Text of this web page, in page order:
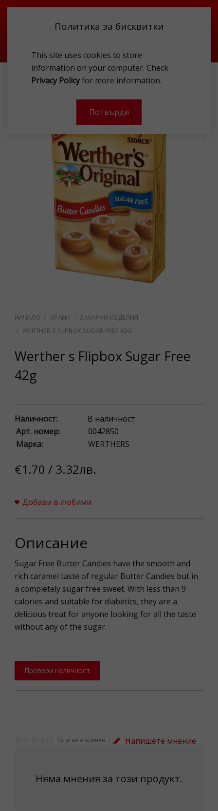
Политика за бисквитки
This site uses cookies to store
information on your computer. Check
Privacy Policyfor more information.
Потвърди
ХРАНИ
ЗАХАРНИ ИЗДЕЛИЯ
WERTHER S FLIPBOX SUGAR FREE 42G
ХРАНИ
ЗАХАРНИ ИЗДЕЛИЯ
WERTHER S FLIPBOX SUGAR FREE 42G
Werther s Flipbox Sugar Free
42g
Наличност:
В наличност
Арт. номер:
0042850
Марка:
WERTHERS
€1.70 / 3.32лв.
Добави в любими
Описание
Sugar Free Butter Candies have the smooth and
rich caramel taste of regular Butter Candies but in
a completely sugar free sweet. With less than 9
calories and suitable for diabetics, they are a
delicious treat for anyone looking for all the taste
without any of the sugar.
Провери наличност
Още не е оценен Напишете мнение
Няма мнения за този продукт.